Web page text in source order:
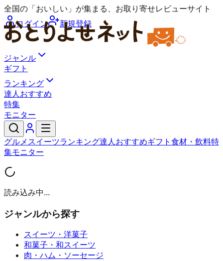
全国の「おいしい」が集まる、お取り寄せレビューサイト
ログイン
新規登録
ジャンル
ギフト
ランキング
達人おすすめ
特集
モニター
グルメ スイーツランキング達人おすすめギフト 食材・飲料特
集モニター
読み込み中...
ジャンルから探す
スイーツ・洋菓子
和菓子・和スイーツ
肉・ハム・ソーセージ